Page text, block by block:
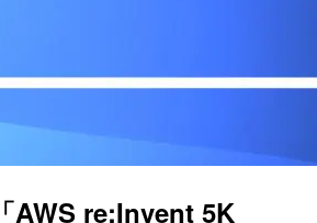
AWS re:Invent 5K